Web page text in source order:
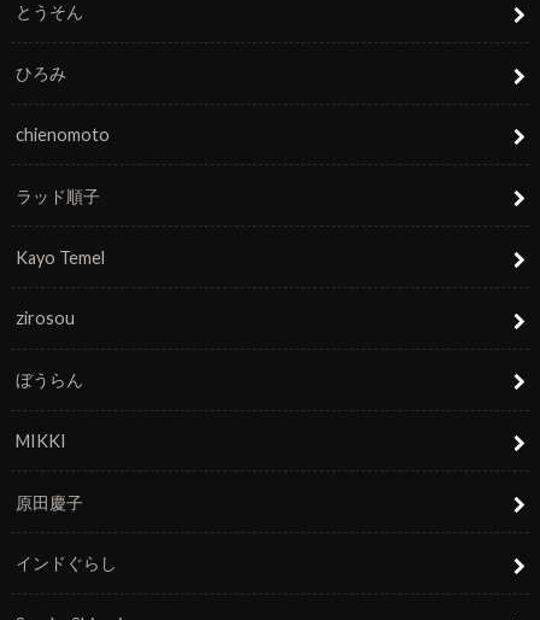
とうそん
ひろみ
chienomoto
ラッド順子
Kayo Temel
zirosou
ぼうらん
MIKKI
原田慶子
インドぐらし